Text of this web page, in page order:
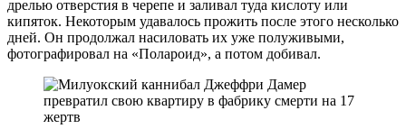
дрелью отверстия в черепе и заливал туда кислоту или
кипяток. Некоторым удавалось прожить после этого несколько
дней. Он продолжал насиловать их уже полуживыми,
фотографировал на «Полароид», а потом добивал.